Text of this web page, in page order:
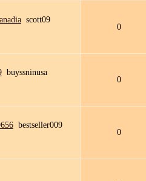
scott09
0
buyssninusa
0
bestseller009
0